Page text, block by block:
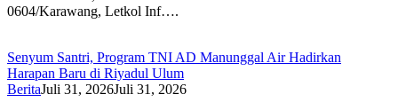
0604/Karawang, Letkol Inf….
Senyum Santri, Program TNI AD Manunggal Air Hadirkan
Harapan Baru di Riyadul Ulum
BeritaJuli 31, 2026Juli 31, 2026